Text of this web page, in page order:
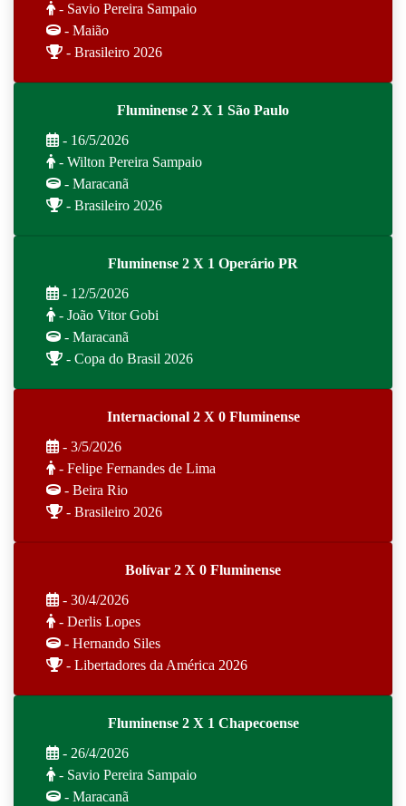
- Savio Pereira Sampaio
- Maião
- Brasileiro 2026
Fluminense 2 X 1 São Paulo
- 16/5/2026
- Wilton Pereira Sampaio
- Maracanã
- Brasileiro 2026
Fluminense 2 X 1 Operário PR
- 12/5/2026
- João Vitor Gobi
- Maracanã
- Copa do Brasil 2026
Internacional 2 X 0 Fluminense
- 3/5/2026
- Felipe Fernandes de Lima
- Beira Rio
- Brasileiro 2026
Bolívar 2 X 0 Fluminense
- 30/4/2026
- Derlis Lopes
- Hernando Siles
- Libertadores da América 2026
Fluminense 2 X 1 Chapecoense
- 26/4/2026
- Savio Pereira Sampaio
- Maracanã